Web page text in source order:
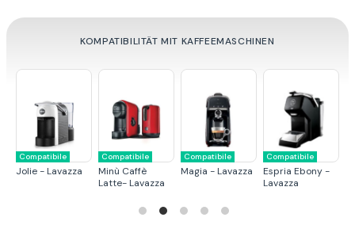
KOMPATIBILITÄT MIT KAFFEEMASCHINEN
Compatibile
Espria Ebony -
Compatibile
Minù - Lavazza
Non compatibile
Kaffeemaschine
ECL101 Lavazza
Non compatibile
espresso und
cappuccino